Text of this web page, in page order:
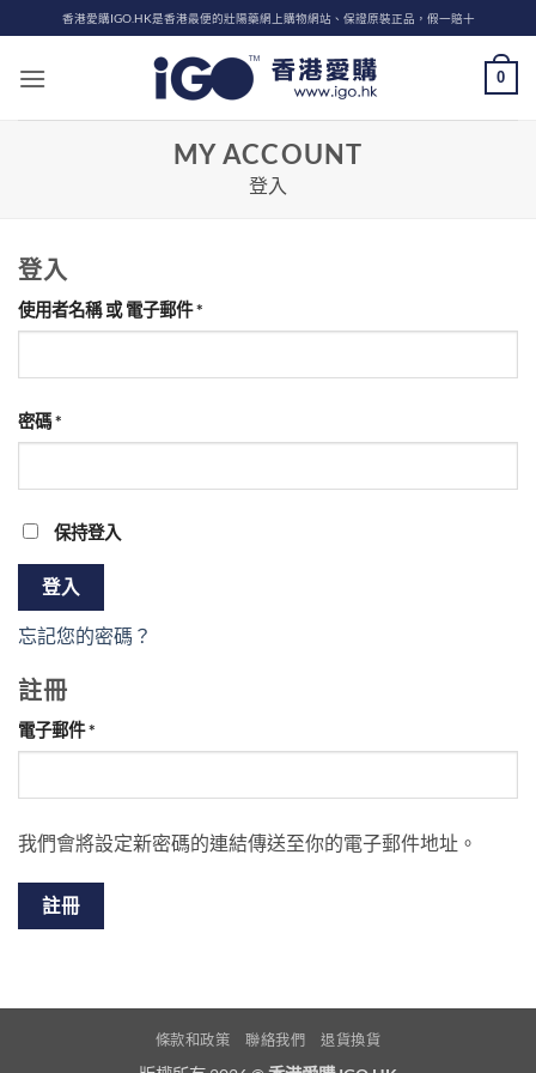
to
content
香港愛購IGO.HK是香港最便的壯陽藥網上購物網站、保證原裝正品，假一賠十
0
MY ACCOUNT
登入
登入
使用者名稱 或 電子郵件*
填
密碼*
填
保持登入
登入
忘記您的密碼？
註冊
電子郵件*
填
我們會將設定新密碼的連結傳送至你的電子郵件地址。
註冊
條款和政策 聯絡我們 退貨換貨